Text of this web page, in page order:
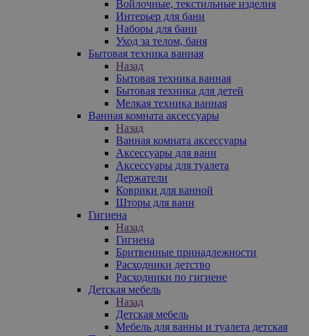
Войлочные, текстильные изделия
Интерьер для бани
Наборы для бани
Уход за телом, баня
Бытовая техника ванная
Назад
Бытовая техника ванная
Бытовая техника для детей
Мелкая техника ванная
Ванная комната аксессуары
Назад
Ванная комната аксессуары
Аксессуары для ванн
Аксессуары для туалета
Держатели
Коврики для ванной
Шторы для ванн
Гигиена
Назад
Гигиена
Бритвенные принадлежности
Расходники детство
Расходники по гигиене
Детская мебель
Назад
Детская мебель
Мебель для ванны и туалета детская